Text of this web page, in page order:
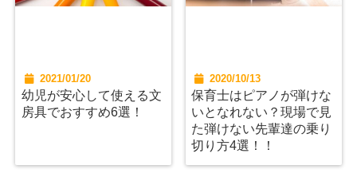
2021/01/20
幼児が安心して使える文
房具でおすすめ6選！
2020/10/13
保育士はピアノが弾けな
いとなれない？現場で見
た弾けない先輩達の乗り
切り方4選！！